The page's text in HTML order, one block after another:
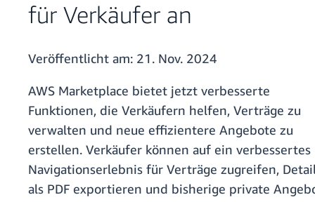
für Verkäufer an
Veröffentlicht am: 21. Nov. 2024
AWS Marketplace bietet jetzt verbesserte
Funktionen, die Verkäufern helfen, Verträge zu
verwalten und neue effizientere Angebote zu
erstellen. Verkäufer können auf ein verbessertes
Navigationserlebnis für Verträge zugreifen,
als PDF exportieren und bisherige private